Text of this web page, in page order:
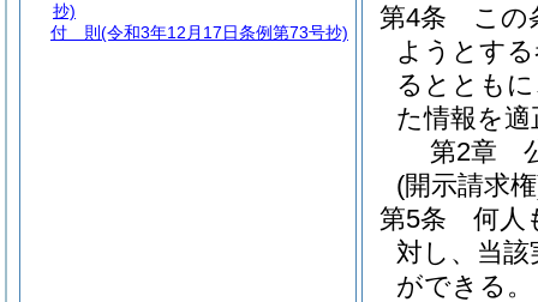
第4条
この
ようとす
るととも
た情報を
第2章
(開示請求
第5条
何人
対し、当
ができる。
抄)
付 則 (令和3年12月17日条例第73号抄)